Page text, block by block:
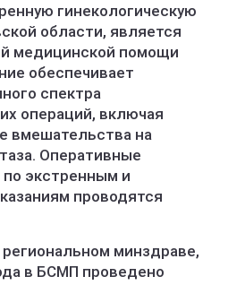
гинекологическую
области, является
медицинской помощи
обеспечивает
спектра
операций, включая
вмешательства на
Оперативные
экстренным и
проводятся
минздраве,
в БСМП проведено